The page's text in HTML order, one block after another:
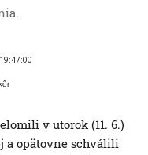
v utorok (11. 6.)
a opätovne schválili